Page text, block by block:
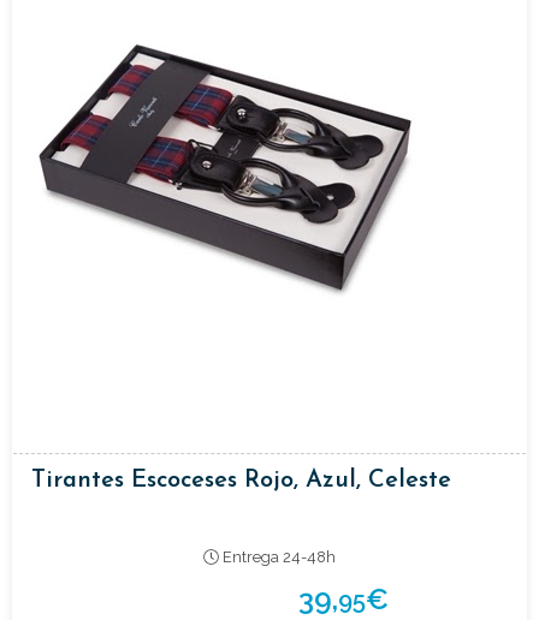
Tirantes Escoceses Rojo, Azul, Celeste
Entrega 24-48h
39,95€